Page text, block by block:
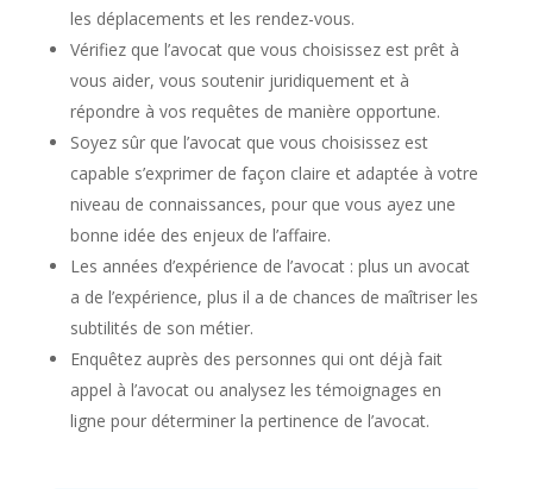
les déplacements et les rendez-vous.
Vérifiez que l’avocat que vous choisissez est prêt à
vous aider, vous soutenir juridiquement et à
répondre à vos requêtes de manière opportune.
Soyez sûr que l’avocat que vous choisissez est
capable s’exprimer de façon claire et adaptée à votre
niveau de connaissances, pour que vous ayez une
bonne idée des enjeux de l’affaire.
Les années d’expérience de l’avocat : plus un avocat
a de l’expérience, plus il a de chances de maîtriser les
subtilités de son métier.
Enquêtez auprès des personnes qui ont déjà fait
appel à l’avocat ou analysez les témoignages en
ligne pour déterminer la pertinence de l’avocat.